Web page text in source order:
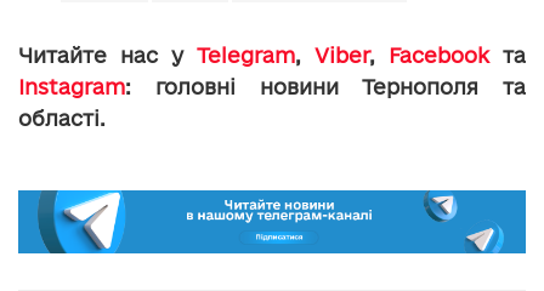
Читайте нас у Telegram, Viber, Facebookта
Instagram: головні новини Тернополя та
області.